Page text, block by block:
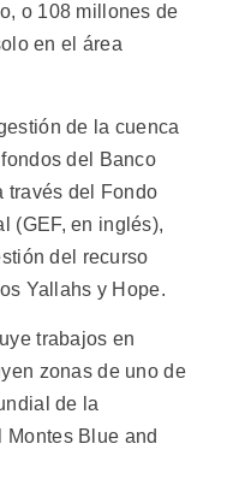
o 108 millones de
en el área
de la cuenca
del Banco
través del Fondo
(GEF, en inglés),
del recurso
Yallahs y Hope.
trabajos en
zonas de uno de
de la
Blue and